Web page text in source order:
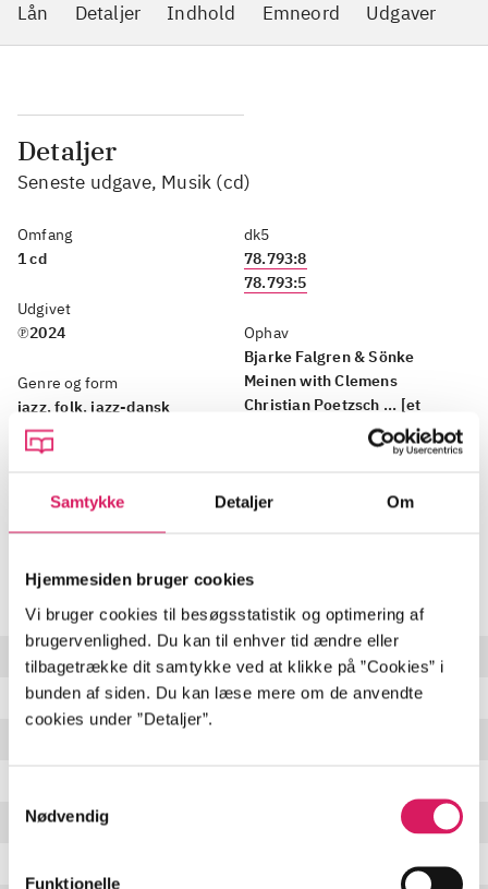
Samtykke Detaljer Om
Hjemmesiden bruger cookies
Vi bruger cookies til besøgsstatistik og optimering af
brugervenlighed. Du kan til enhver tid ændre eller
tilbagetrække dit samtykke ved at klikke på ”Cookies” i
bunden af siden. Du kan læse mere om de anvendte
cookies under ”Detaljer”.
Nødvendig
Funktionelle
Lån Detaljer Indhold Emneord Udgaver
Detaljer
Seneste udgave, Musik (cd)
Omfang
1 cd
Udgivet
℗2024
Genre og form
jazz, folk, jazz-dansk
dk5
78.793:8
78.793:5
Ophav
Bjarke Falgren & Sönke
Meinen with Clemens
Christian Poetzsch ... [et
Indhold
Droplets 5:58 min
Train Home 4:26 min
Bench on the Hill 4:35 min
4:09 min